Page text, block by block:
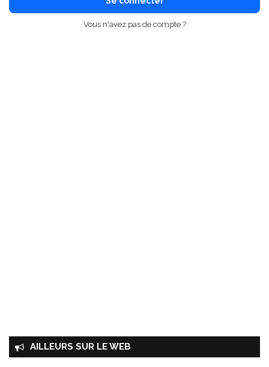
Vous n'avez pas de compte ?
AILLEURS SUR LE WEB